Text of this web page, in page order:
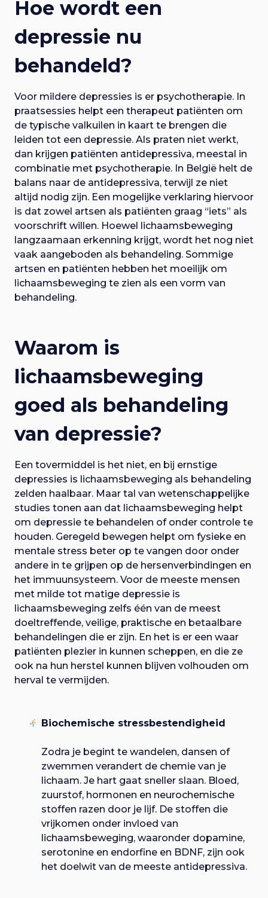
Hoe wordt een
depressie nu
behandeld?
Voor mildere depressies is er psychotherapie. In
praatsessies helpt een therapeut patiënten om
de typische valkuilen in kaart te brengen die
leiden tot een depressie. Als praten niet werkt,
dan krijgen patiënten antidepressiva, meestal in
combinatie met psychotherapie. In België helt de
balans naar de antidepressiva, terwijl ze niet
altijd nodig zijn. Een mogelijke verklaring hiervoor
is dat zowel artsen als patiënten graag “iets” als
voorschrift willen. Hoewel lichaamsbeweging
langzaamaan erkenning krijgt, wordt het nog niet
vaak aangeboden als behandeling. Sommige
artsen en patiënten hebben het moeilijk om
lichaamsbeweging te zien als een vorm van
behandeling.
Waarom is
lichaamsbeweging
goed als behandeling
van depressie?
Een tovermiddel is het niet, en bij ernstige
depressies is lichaamsbeweging als behandeling
zelden haalbaar. Maar tal van wetenschappelijke
studies tonen aan dat lichaamsbeweging helpt
om depressie te behandelen of onder controle te
houden. Geregeld bewegen helpt om fysieke en
mentale stress beter op te vangen door onder
andere in te grijpen op de hersenverbindingen en
het immuunsysteem. Voor de meeste mensen
met milde tot matige depressie is
lichaamsbeweging zelfs één van de meest
doeltreffende, veilige, praktische en betaalbare
behandelingen die er zijn. En het is er een waar
patiënten plezier in kunnen scheppen, en die ze
ook na hun herstel kunnen blijven volhouden om
herval te vermijden.
Biochemische stressbestendigheid
Zodra je begint te wandelen, dansen of
zwemmen verandert de chemie van je
lichaam. Je hart gaat sneller slaan. Bloed,
zuurstof, hormonen en neurochemische
stoffen razen door je lijf. De stoffen die
vrijkomen onder invloed van
lichaamsbeweging, waaronder dopamine,
serotonine en endorfine en BDNF, zijn ook
het doelwit van de meeste antidepressiva.